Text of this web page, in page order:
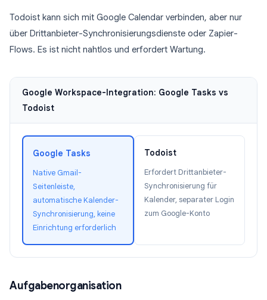
Todoist kann sich mit Google Calendar verbinden, aber nur
über Drittanbieter-Synchronisierungsdienste oder Zapier-
Flows. Es ist nicht nahtlos und erfordert Wartung.
Google Workspace-Integration: Google Tasks vs
Todoist
Google Tasks
Native Gmail-
Seitenleiste,
automatische Kalender-
Synchronisierung, keine
Einrichtung erforderlich
Todoist
Erfordert Drittanbieter-
Synchronisierung für
Kalender, separater Login
zum Google-Konto
Aufgabenorganisation